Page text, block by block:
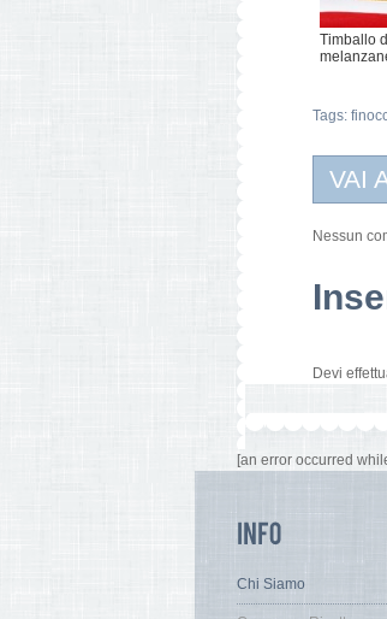
Timballo
Tags:
VAI
Nessun
Devi
[an error occurred
Chi Siamo